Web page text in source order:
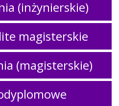
(inżynierskie)
magisterskie
(magisterskie)